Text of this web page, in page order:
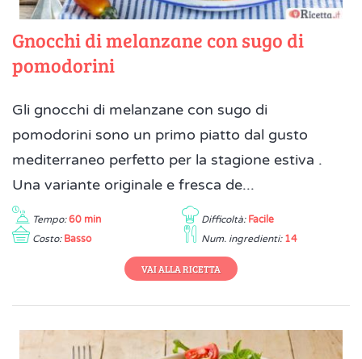
Gnocchi di melanzane con sugo di
pomodorini
Gli gnocchi di melanzane con sugo di
pomodorini sono un primo piatto dal gusto
mediterraneo perfetto per la stagione estiva .
Una variante originale e fresca de...
Tempo: 60 min Difficoltà: Facile
Costo: Basso Num. ingredienti: 14
VAI ALLA RICETTA